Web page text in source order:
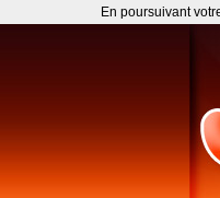
En poursuivant